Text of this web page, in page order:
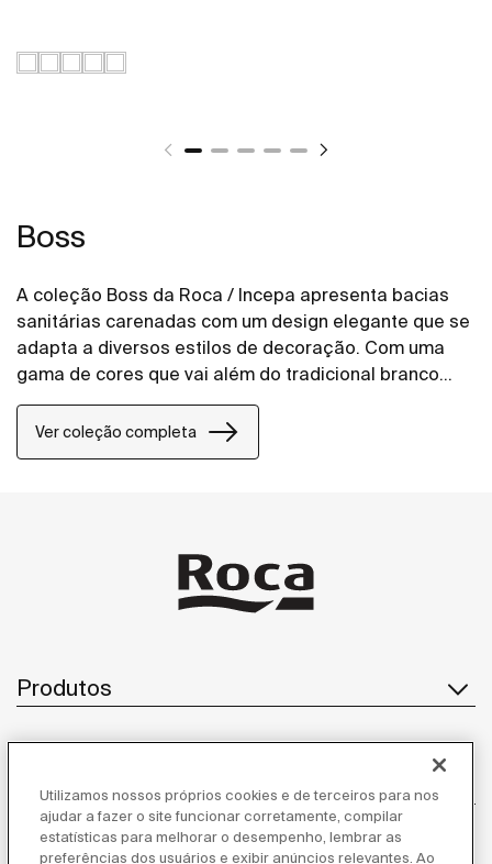
Boss
A coleção Boss da Roca / Incepa apresenta bacias
sanitárias carenadas com um design elegante que se
adapta a diversos estilos de decoração. Com uma
gama de cores que vai além do tradicional branco
brilho, as bacias com caixa acoplada e convencional
oferecem novas alternativas e possibilidades para o
seu banheiro. Cada peça traz um toque de inovação
Ver coleção completa
Produtos
Atendimento ao cliente
Utilizamos nossos próprios cookies e de terceiros para nos
ajudar a fazer o site funcionar corretamente, compilar
estatísticas para melhorar o desempenho, lembrar as
preferências dos usuários e exibir anúncios relevantes. Ao